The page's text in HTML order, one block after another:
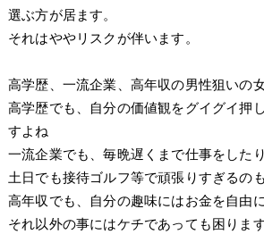
選ぶ方が居ます。
それはややリスクが伴います。
高学歴、一流企業、高年収の男性狙いの
高学歴でも、自分の価値観をグイグイ押
すよね
一流企業でも、毎晩遅くまで仕事をしたり
土日でも接待ゴルフ等で頑張りすぎるの
高年収でも、自分の趣味にはお金を自由
それ以外の事にはケチであっても困ります